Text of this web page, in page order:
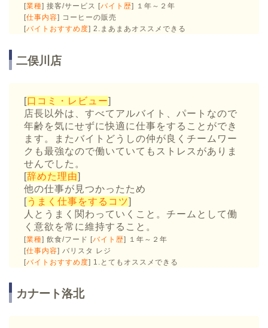
[業種] 接客/サービス [バイト歴] １年～２年
[仕事内容] コーヒーの販売
[バイトおすすめ度] 2.まあまあオススメできる
二俣川店
[口コミ・レビュー]
店長以外は、すべてアルバイト、パートなので
年齢を気にせずに快適に仕事をすることができ
ます。またバイトどうしの仲が良くチームワー
クも最強なので働いていてもストレスがありま
せんでした。
[辞めた理由]
他の仕事が見つかったため
[うまく仕事をするコツ]
人とうまく関わっていくこと。チームとして働
く意欲を常に維持すること。
[業種] 飲食/フード [バイト歴] １年～２年
[仕事内容] バリスタ レジ
[バイトおすすめ度] 1.とてもオススメできる
カナート洛北